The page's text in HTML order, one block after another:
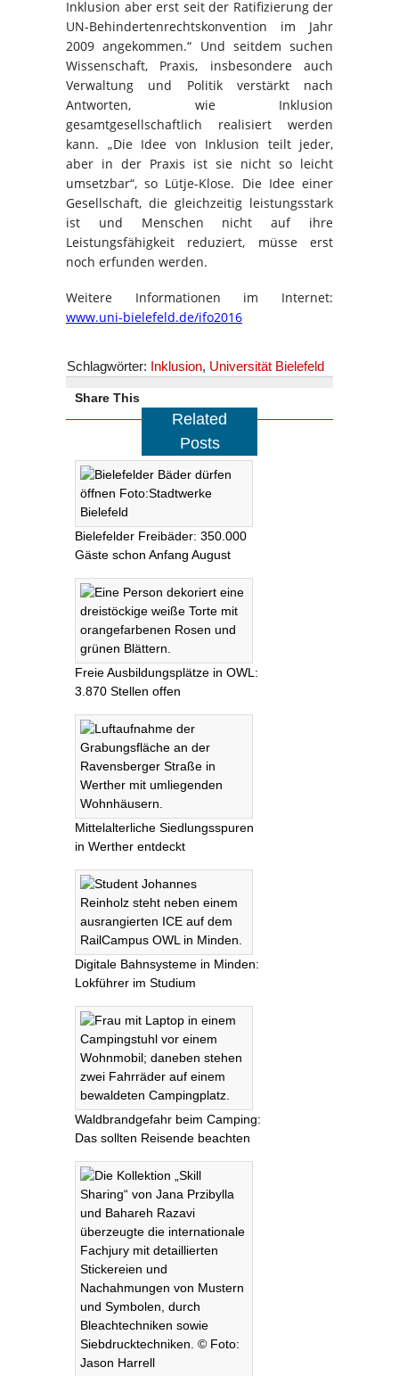
Inklusion aber erst seit der Ratifizierung der
UN-Behindertenrechtskonvention im Jahr
2009 angekommen.“ Und seitdem suchen
Wissenschaft, Praxis, insbesondere auch
Verwaltung und Politik verstärkt nach
Antworten, wie Inklusion
gesamtgesellschaftlich realisiert werden
kann. „Die Idee von Inklusion teilt jeder,
aber in der Praxis ist sie nicht so leicht
umsetzbar“, so Lütje-Klose. Die Idee einer
Gesellschaft, die gleichzeitig leistungsstark
ist und Menschen nicht auf ihre
Leistungsfähigkeit reduziert, müsse erst
noch erfunden werden.
Weitere Informationen im Internet:
www.uni-bielefeld.de/ifo2016
Schlagwörter: Inklusion, Universität Bielefeld
Share This
Related
Posts
Bielefelder Freibäder: 350.000
Gäste schon Anfang August
Freie Ausbildungsplätze in OWL:
3.870 Stellen offen
Mittelalterliche Siedlungsspuren
in Werther entdeckt
Digitale Bahnsysteme in Minden:
Lokführer im Studium
Waldbrandgefahr beim Camping:
Das sollten Reisende beachten